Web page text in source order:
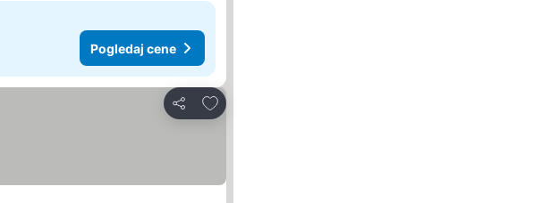
Pogledaj cene
Deli
Dodati u favorite